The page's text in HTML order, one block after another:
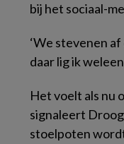
bij het sociaal-
‘We stevenen
daar lig ik
Het voelt als nu
signaleert
stoelpoten